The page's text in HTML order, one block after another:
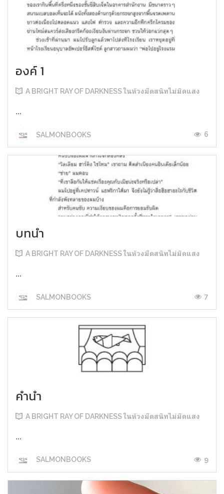
องค์ 1
A BRIGHT RAY OF DARKNESS ในห้วงมืดสนิทไม่มิดแสง
...
SALMONBOOKS 6
บทนำ
A BRIGHT RAY OF DARKNESS ในห้วงมืดสนิทไม่มิดแสง
...
SALMONBOOKS 7
คำนำ
A BRIGHT RAY OF DARKNESS ในห้วงมืดสนิทไม่มิดแสง
...
SALMONBOOKS 9